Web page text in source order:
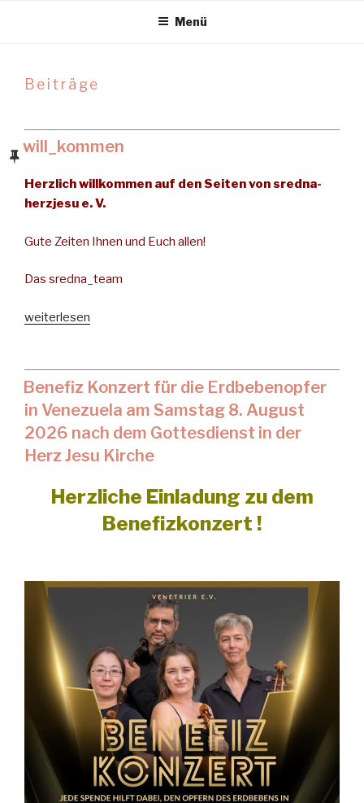
Menü
Beiträge
will_kommen
Herzlich willkommen auf den Seiten von sredna-
herzjesu e. V.
Gute Zeiten Ihnen und Euch allen!
Das sredna_team
„will_kommen“
weiterlesen
Benefiz Konzert für die Erdbebenopfer
in Venezuela am Samstag 8. August
2026 nach dem Gottesdienst in der
Herz Jesu Kirche
Herzliche Einladung zu dem
Benefizkonzert !